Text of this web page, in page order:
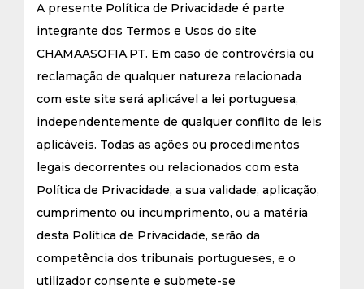
A presente Política de Privacidade é parte
integrante dos Termos e Usos do site
CHAMAASOFIA.PT. Em caso de controvérsia ou
reclamação de qualquer natureza relacionada
com este site será aplicável a lei portuguesa,
independentemente de qualquer conflito de leis
aplicáveis. Todas as ações ou procedimentos
legais decorrentes ou relacionados com esta
Política de Privacidade, a sua validade, aplicação,
cumprimento ou incumprimento, ou a matéria
desta Política de Privacidade, serão da
competência dos tribunais portugueses, e o
utilizador consente e submete-se